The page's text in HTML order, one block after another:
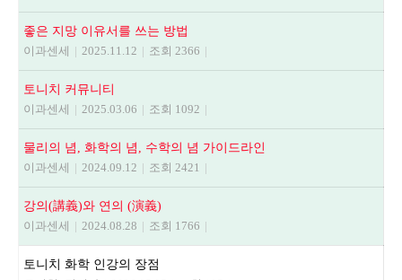
좋은 지망 이유서를 쓰는 방법
이과센세
| 2025.11.12 | 조회 2366 |
토니치 커뮤니티
이과센세
| 2025.03.06 | 조회 1092 |
물리의 념, 화학의 념, 수학의 념 가이드라인
이과센세
| 2024.09.12 | 조회 2421 |
강의(講義)와 연의 (演義)
이과센세
| 2024.08.28 | 조회 1766 |
토니치 화학 인강의 장점